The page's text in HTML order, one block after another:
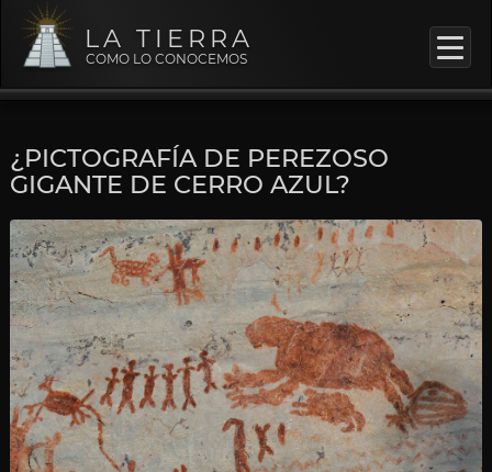
LA TIERRA
COMO LO CONOCEMOS
¿PICTOGRAFÍA DE PEREZOSO
GIGANTE DE CERRO AZUL?